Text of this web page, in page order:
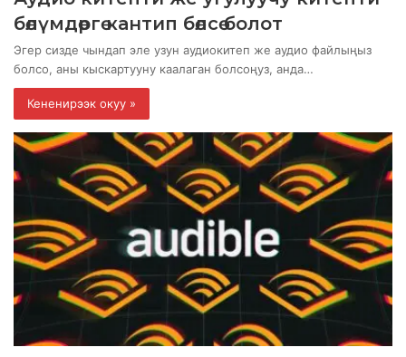
бөлүмдөргө кантип бөлсө болот
Эгер сизде чындап эле узун аудиокитеп же аудио файлыңыз
болсо, аны кыскартууну каалаган болсоңуз, анда…
Кененирээк окуу »